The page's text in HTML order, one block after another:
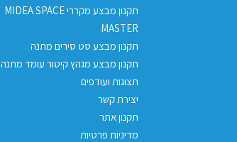
תקנון מבצע מקררי MIDEA SPACE
MASTER
תקנון מבצע סט סירים מתנה
תקנון מבצע מגהץ קיטור עומד מתנה
תצוגות ועודפים
יצירת קשר
תקנון אתר
מדיניות פרטיות